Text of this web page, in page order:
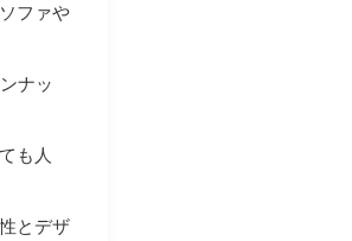
ファや
ナッ
も人
とデザ